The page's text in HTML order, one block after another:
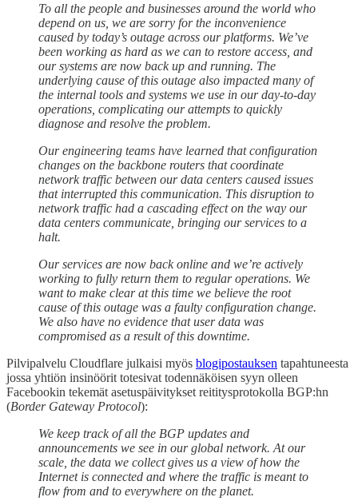
To all the people and businesses around the world who
depend on us, we are sorry for the inconvenience
caused by today’s outage across our platforms. We’ve
been working as hard as we can to restore access, and
our systems are now back up and running. The
underlying cause of this outage also impacted many of
the internal tools and systems we use in our day-to-day
operations, complicating our attempts to quickly
diagnose and resolve the problem.
Our engineering teams have learned that configuration
changes on the backbone routers that coordinate
network traffic between our data centers caused issues
that interrupted this communication. This disruption to
network traffic had a cascading effect on the way our
data centers communicate, bringing our services to a
halt.
Our services are now back online and we’re actively
working to fully return them to regular operations. We
want to make clear at this time we believe the root
cause of this outage was a faulty configuration change.
We also have no evidence that user data was
compromised as a result of this downtime.
Pilvipalvelu Cloudflare julkaisi myös blogipostauksen tapahtuneesta
jossa yhtiön insinöörit totesivat todennäköisen syyn olleen
Facebookin tekemät asetuspäivitykset reititysprotokolla BGP:hn
(Border Gateway Protocol):
We keep track of all the BGP updates and
announcements we see in our global network. At our
scale, the data we collect gives us a view of how the
Internet is connected and where the traffic is meant to
flow from and to everywhere on the planet.